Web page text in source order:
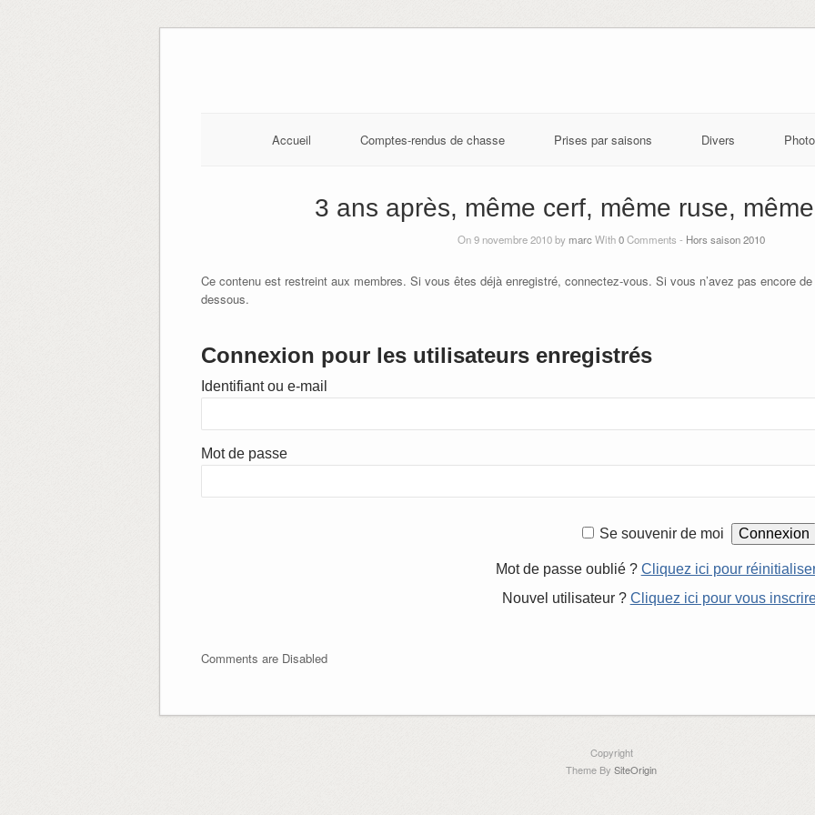
Accueil Comptes-rendus de chasse Prises par saisons Divers
3 ans après, même cerf, même ruse,
On 9 novembre 2010 by marcWith0Comments - Hors saison 2010
Ce contenu est restreint aux membres. Si vous êtes déjà enregistré, connectez-vous. Si vous n’avez pas encore
dessous.
Connexion pour les utilisateurs enregistrés
Identifiant ou e-mail
Mot de passe
Se souvenir de moi
Mot de passe oublié ? Cliquez ici pour
Nouvel utilisateur ? Cliquez ici pour vous
Comments are Disabled
Copyright
Theme By SiteOrigin